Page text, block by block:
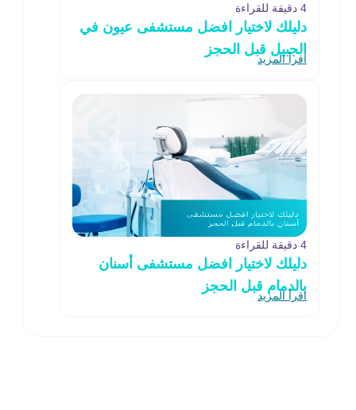
4 دقيقة للقراءة
دليلك لاختيار افضل مستشفى عيون في
الجبيل قبل الحجز
اقرأ المزيد
4 دقيقة للقراءة
دليلك لاختيار افضل مستشفى أسنان
بالدمام قبل الحجز
اقرأ المزيد